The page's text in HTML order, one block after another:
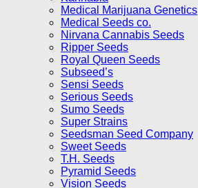
Medical Marijuana Genetics
Medical Seeds co.
Nirvana Cannabis Seeds
Ripper Seeds
Royal Queen Seeds
Subseed’s
Sensi Seeds
Serious Seeds
Sumo Seeds
Super Strains
Seedsman Seed Company
Sweet Seeds
T.H. Seeds
Pyramid Seeds
Vision Seeds